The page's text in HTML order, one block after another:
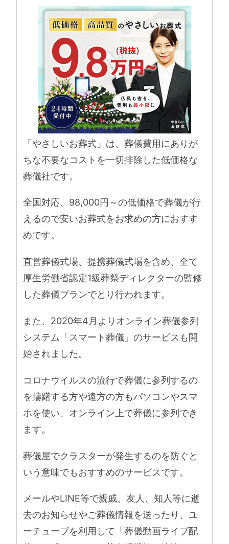
「やさしいお葬式」は、葬儀費用にありが
ちな不要なコストを一切排除した低価格な
葬儀社です。
全国対応、98,000円～の低価格で葬儀が行
えるので安いお葬式をお求めの方におすす
めです。
直営葬儀式場、提携葬儀式場を含め、全て
厚生労働省認定1級葬祭ディレクターの監修
した葬儀プランでとり行われます。
また、2020年4月よりオンライン葬儀参列
システム「スマート葬儀」のサービスも開
始されました。
コロナウイルスの流行で葬儀に参列するの
を躊躇する方や遠方の方もパソコンやスマ
ホを使い、オンライン上で葬儀に参列でき
ます。
葬儀屋でクラスターが発生するのを防ぐと
いう意味でもおすすめのサービスです。
メールやLINE等で親戚、友人、知人等に逝
去のお知らせやご葬儀情報を送ったり、ユ
ーチューブを利用して「葬儀動画ライブ配